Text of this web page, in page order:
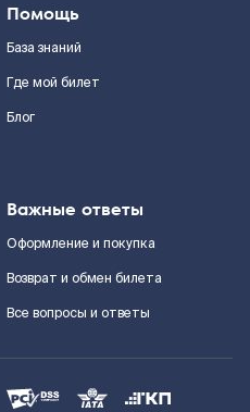
Помощь
База знаний
Где мой билет
Блог
Важные ответы
Оформление и покупка
Возврат и обмен билета
Все вопросы и ответы